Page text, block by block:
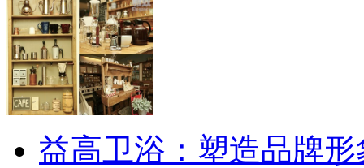
益高卫浴：塑造品牌形